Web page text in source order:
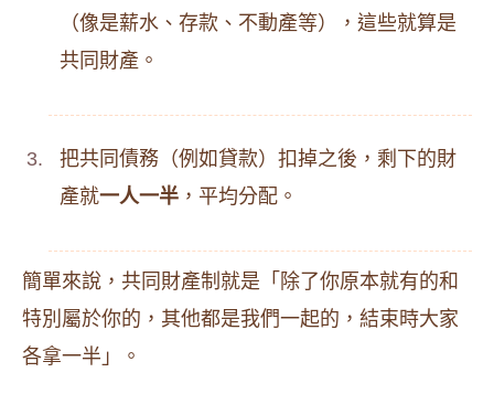
（像是薪水、存款、不動產等），這些就算是
共同財產。
把共同債務（例如貸款）扣掉之後，剩下的財
產就一人一半 ，平均分配。
簡單來說，共同財產制就是「除了你原本就有的和
特別屬於你的，其他都是我們一起的，結束時大家
各拿一半」。